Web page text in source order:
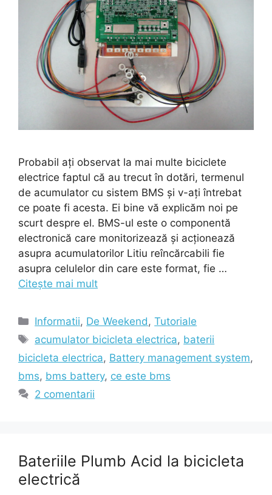
Probabil ați observat la mai multe biciclete
electrice faptul că au trecut în dotări, termenul
de acumulator cu sistem BMS și v-ați întrebat
ce poate fi acesta. Ei bine vă explicăm noi pe
scurt despre el. BMS-ul este o componentă
electronică care monitorizează și acționează
asupra acumulatorilor Litiu reîncărcabili fie
asupra celulelor din care este format, fie …
Citește mai mult
Categorii
Informatii, De Weekend ,Tutoriale
Etichete
acumulator bicicleta electrica, baterii
bicicleta electrica, Battery management system,
bms, bms battery, ce este bms
2 comentarii
Bateriile Plumb Acid la bicicleta
electrică